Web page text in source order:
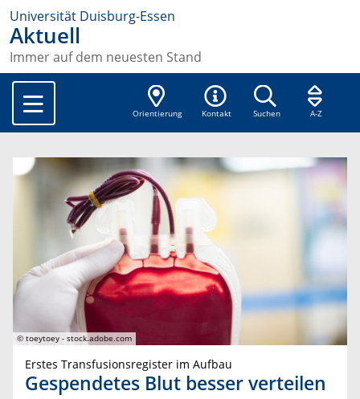
Universität Duisburg-Essen
Aktuell
Immer auf dem neuesten Stand
Orientierung Kontakt Suchen A-Z
© toeytoey - stock.adobe.com
Erstes Transfusionsregister im Aufbau
Gespendetes Blut besser verteilen